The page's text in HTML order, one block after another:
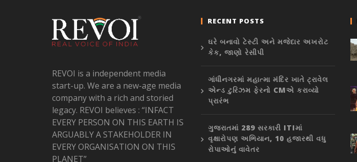
REVOI is a independent media
start-up. We are a new-age media
company with a rich and storied
legacy. REVOI believes : “INFACT
EVERY PERSON ON THIS EARTH IS
ARGUABLY A STAKEHOLDER IN
EVERY ORGANISATION ON THIS
PLANET”
RECENT POSTS
ઘરે બનાવો ટેસ્ટી અને મજેદાર અખરોટ
કેક, જાણો રેસીપી
ગાંધીનગરમાં મહાત્મા મંદિર ખાતે ટ્રાવેલ
એન્ડ ટુરિઝમ ફેરનો CMએ કરાવ્યો
પ્રારંભ
ગુજરાતમાં 289 સરકારી ITIમાં
વૃક્ષારોપણ અભિયાન, 10 હજારથી વધુ
રોપાઓનું વાવેતર